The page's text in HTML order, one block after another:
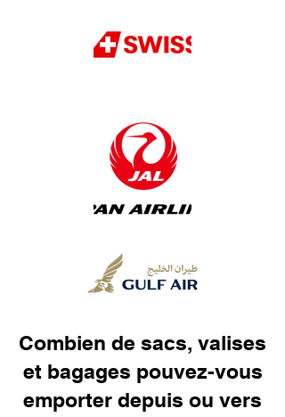
Combien de sacs, valises
et bagages pouvez-vous
emporter depuis ou vers